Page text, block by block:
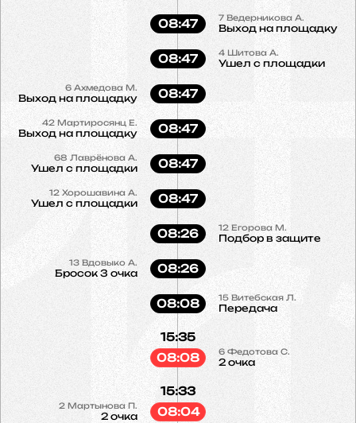
7 Ведерникова А.
Выход на площадку
08:47
4 Шитова А.
Ушел с площадки
08:47
6 Ахмедова М.
Выход на площадку 08:47
42 Мартиросянц Е.
Выход на площадку 08:47
68 Лаврёнова А.
Ушел с площадки 08:47
12Хорошавина А.
Ушел с площадки 08:47
12 Егорова М.
Подбор в защите
08:26
13 Вдовыко А.
Бросок 3 очка 08:26
15Витебская Л.
Передача
08:08
6 Федотова С.
2 очка
15:35
08:08
2 Мартынова П.
2 очка
15:33
08:04